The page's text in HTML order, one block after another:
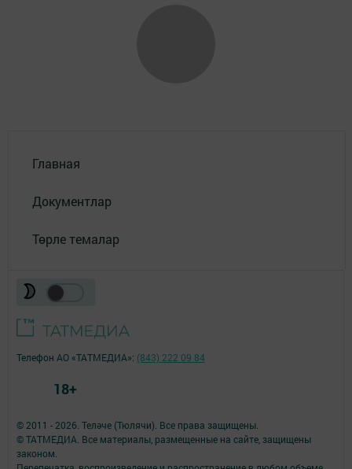
Главная
Документлар
Төрле темалар
© 2011 - 2026. Теләче (Тюлячи). Все права защищены.
© ТАТМЕДИА. Все материалы, размещенные на сайте, защищены
законом.
Телефон АО «ТАТМЕДИА»: (843) 222 09 84
18+